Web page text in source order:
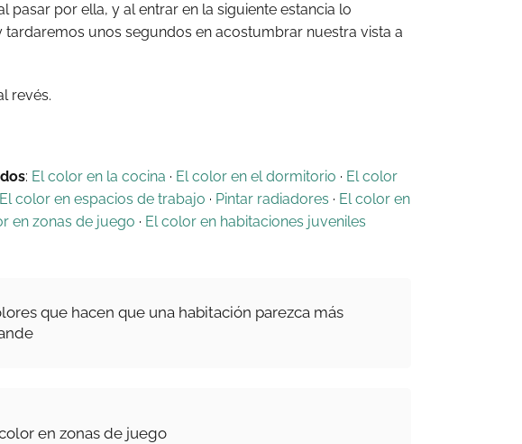
pasar por ella, y al entrar en la siguiente estancia lo
tardaremos unos segundos en acostumbrar nuestra vista a
revés.
: El color en la cocina · El color en el dormitorio · El color
El color en espacios de trabajo · Pintar radiadores · El color en
en zonas de juego · El color en habitaciones juveniles
que hacen que una habitación parezca más
en zonas de juego